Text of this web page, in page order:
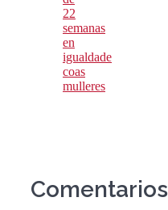
22
semanas
en
igualdade
coas
mulleres
Comentarios